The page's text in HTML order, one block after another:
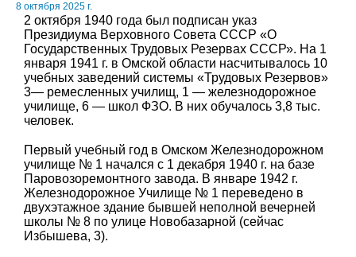
8 октября 2025 г.
2 октября 1940 года был подписан указ
Президиума Верховного Совета СССР «О
Государственных Трудовых Резервах СССР». На 1
января 1941 г. в Омской области насчитывалось 10
учебных заведений системы «Трудовых Резервов»
3— ремесленных училищ, 1 — железнодорожное
училище, 6 — школ ФЗО. В них обучалось 3,8 тыс.
человек.
Первый учебный год в Омском Железнодорожном
училище № 1 начался с 1 декабря 1940 г. на базе
Паровозоремонтного завода. В январе 1942 г.
Железнодорожное Училище № 1 переведено в
двухэтажное здание бывшей неполной вечерней
школы № 8 по улице Новобазарной (сейчас
Избышева, 3).